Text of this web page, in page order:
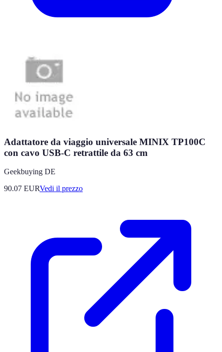
Adattatore da viaggio universale MINIX TP100C
con cavo USB-C retrattile da 63 cm
Geekbuying DE
90.07 EURVedi il prezzo